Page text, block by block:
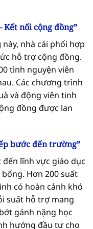
Kết nối cộng đồng”
này, nhà cái phối hợp
hỗ trợ cộng đồng.
tình nguyện viên
Các chương trình
và động viên tinh
đồng được lan
bước đến trường”
đến lĩnh vực giáo dục
Hơn 200 suất
có hoàn cảnh khó
suất hỗ trợ mang
gánh nặng học
hướng đầu tư cho